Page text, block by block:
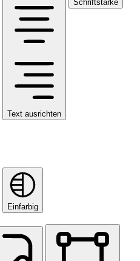
Text ausrichten
Schriftstärke
Einfarbig